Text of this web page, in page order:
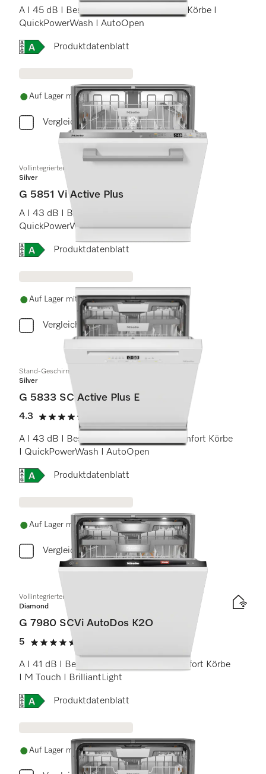
A I 45 dB I Besteckschublade I Comfort Körbe I
QuickPowerWash I AutoOpen
Onlinelabel Image, Energielabel
Produktdatenblatt
Auf Lager mit kostenlosem Versand
Vergleichen
Vollintegrierter Geschirrspüler
Silver
G 5851 Vi Active Plus
A I 43 dB I Besteckkorb I Comfort Körbe I
QuickPowerWash I AutoOpen
Onlinelabel Image, Energielabel
Produktdatenblatt
Auf Lager mit kostenlosem Versand
Vergleichen
Stand-Geschirrspüler
Silver
G 5833 SC Active Plus E
4.3
4.3 Sterne von 5
A I 43 dB I Besteckschublade I ExtraComfort Körbe
I QuickPowerWash I AutoOpen
Onlinelabel Image, Energielabel
Produktdatenblatt
Auf Lager mit kostenlosem Versand
Vergleichen
Vollintegrierter Geschirrspüler
Diamond
G 7980 SCVi AutoDos K2O
5
5 Sterne von 5
A I 41 dB I Besteckschublade I MaxiComfort Körbe
I M Touch I BrilliantLight
Onlinelabel Image, Energielabel
Produktdatenblatt
Auf Lager mit kostenlosem Versand